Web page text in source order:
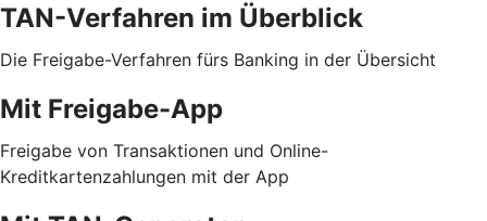
TAN-Verfahren im Überblick
Die Freigabe-Verfahren fürs Banking in der Übersicht
Mit Freigabe-App
Freigabe von Transaktionen und Online-
Kreditkartenzahlungen mit der App